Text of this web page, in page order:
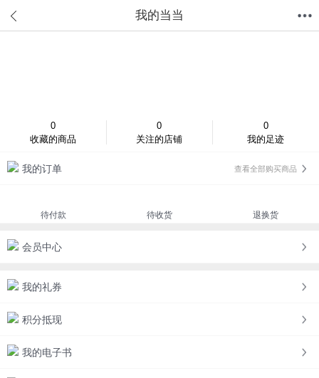
我的当当
0
收藏的商品
0
关注的店铺
0
我的足迹
我的订单 查看全部购买商品
待付款 待收货 退换货
会员中心
我的礼券
积分抵现
我的电子书